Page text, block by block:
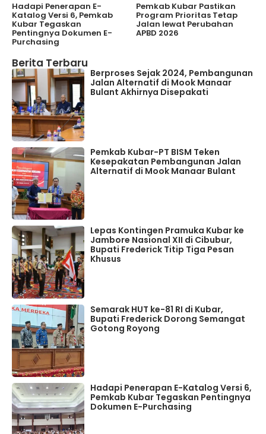
Hadapi Penerapan E-
Katalog Versi 6, Pemkab
Kubar Tegaskan
Pentingnya Dokumen E-
Purchasing
Pemkab Kubar Pastikan
Program Prioritas Tetap
Jalan lewat Perubahan
APBD 2026
Berita Terbaru
Berproses Sejak 2024, Pembangunan
Jalan Alternatif di Mook Manaar
Bulant Akhirnya Disepakati
Pemkab Kubar-PT BISM Teken
Kesepakatan Pembangunan Jalan
Alternatif di Mook Manaar Bulant
Lepas Kontingen Pramuka Kubar ke
Jambore Nasional XII di Cibubur,
Bupati Frederick Titip Tiga Pesan
Khusus
Semarak HUT ke-81 RI di Kubar,
Bupati Frederick Dorong Semangat
Gotong Royong
Hadapi Penerapan E-Katalog Versi 6,
Pemkab Kubar Tegaskan Pentingnya
Dokumen E-Purchasing